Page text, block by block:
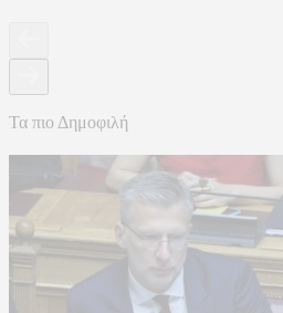
Τα πιο Δημοφιλή